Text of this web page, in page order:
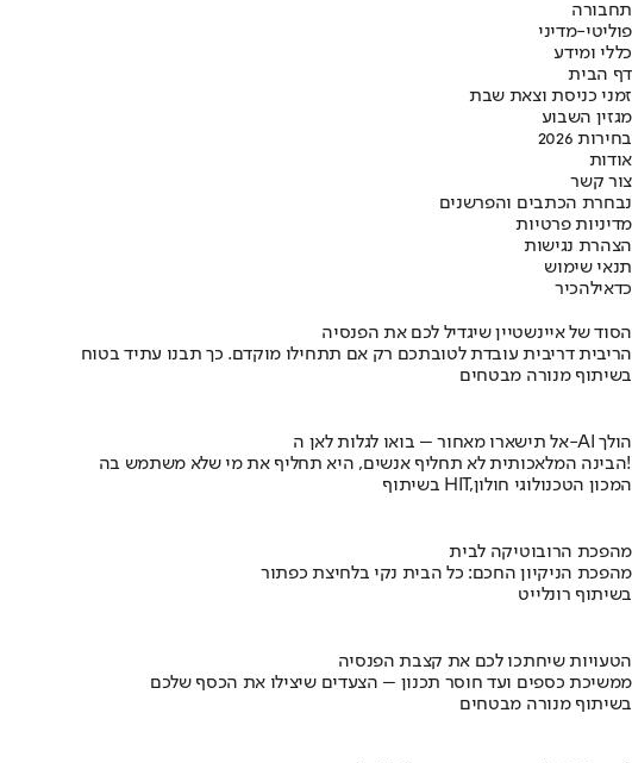
תחבורה
פוליטי-מדיני
כללי ומידע
דף הבית
זמני כניסת וצאת שבת
מגזין השבוע
בחירות 2026
אודות
צור קשר
נבחרת הכתבים והפרשנים
מדיניות פרטיות
הצהרת נגישות
תנאי שימוש
כדאילהכיר
הסוד של איינשטיין שיגדיל לכם את הפנסיה
הריבית דריבית עובדת לטובתכם רק אם תתחילו מוקדם. כך תבנו עתיד בטוח
בשיתוף מנורה מבטחים
אל תישארו מאחור – בואו לגלות לאן ה-AI הולך
הבינה המלאכותית לא תחליף אנשים, היא תחליף את מי שלא משתמש בה!
בשיתוף HIT,המכון הטכנולוגי חולון
מהפכת הרובוטיקה לבית
מהפכת הניקיון החכם: כל הבית נקי בלחיצת כפתור
בשיתוף רונלייט
הטעויות שיחתכו לכם את קצבת הפנסיה
ממשיכת כספים ועד חוסר תכנון – הצעדים שיצילו את הכסף שלכם
בשיתוף מנורה מבטחים